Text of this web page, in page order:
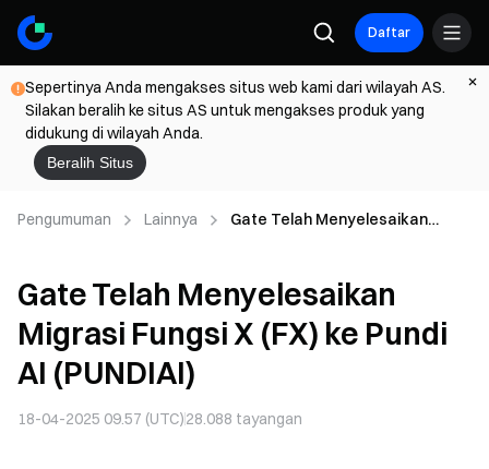
Daftar
Sepertinya Anda mengakses situs web kami dari wilayah AS.
Silakan beralih ke situs AS untuk mengakses produk yang
didukung di wilayah Anda.
Beralih Situs
Pengumuman Lainnya
Gate Telah Menyelesaikan
Gate Telah Menyelesaikan
Migrasi Fungsi X (FX) ke Pundi
AI (PUNDIAI)
18-04-2025 09.57 (UTC)28.088 tayangan